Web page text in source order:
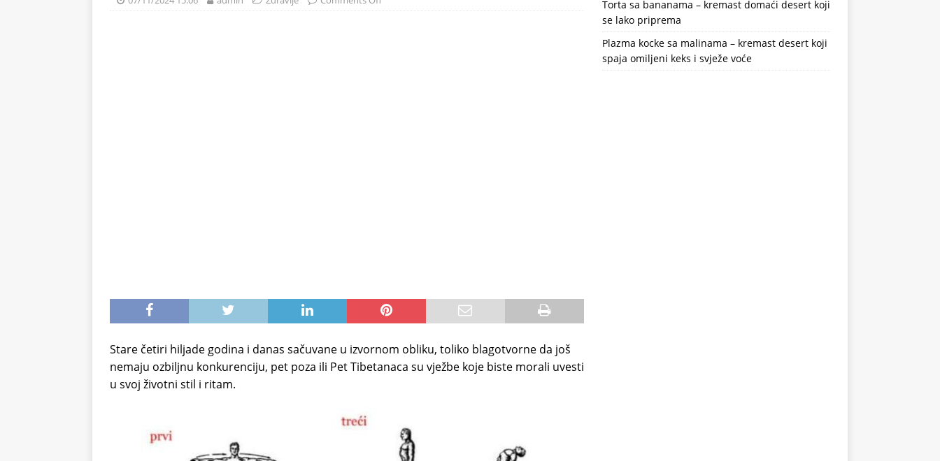
Stare četiri hiljade godina i danas sačuvane u izvornom obliku, toliko blagotvorne da još
nemaju ozbiljnu konkurenciju, pet poza ili Pet Tibetanaca su vježbe koje biste morali uvesti
u svoj životni stil i ritam.
Torta sa bananama – kremast domaći desert koji
se lako priprema
Plazma kocke sa malinama – kremast desert koji
spaja omiljeni keks i svježe voće